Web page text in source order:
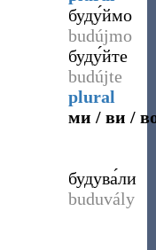
буду́ймо
budújmo
буду́йте
budújte
plural
ми / ви /
будува́ли
buduvály